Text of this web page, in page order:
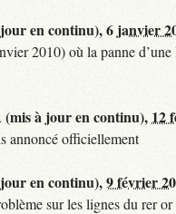
en continu),6 janvier
2010) où la panne
à jour en continu), 12
annoncé officiellement
en continu),9 février
sur les lignes du rer